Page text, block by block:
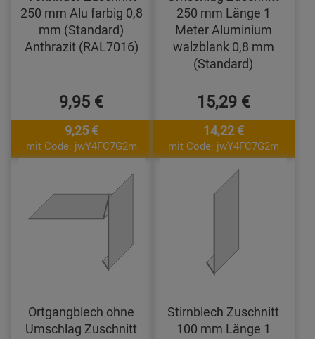
250 mm Alu farbig 0,8
mm (Standard)
Anthrazit (RAL7016)
9,95 €
9,25 €
mit Code: jwY4FC7G2m
250 mm Länge 1
Meter Aluminium
walzblank 0,8 mm
(Standard)
15,29 €
14,22 €
mit Code: jwY4FC7G2m
Ortgangblech ohne
Umschlag Zuschnitt
Stirnblech Zuschnitt
100 mm Länge 1